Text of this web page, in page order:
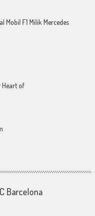
F1 Milik Mercedes
Heart of
Barcelona